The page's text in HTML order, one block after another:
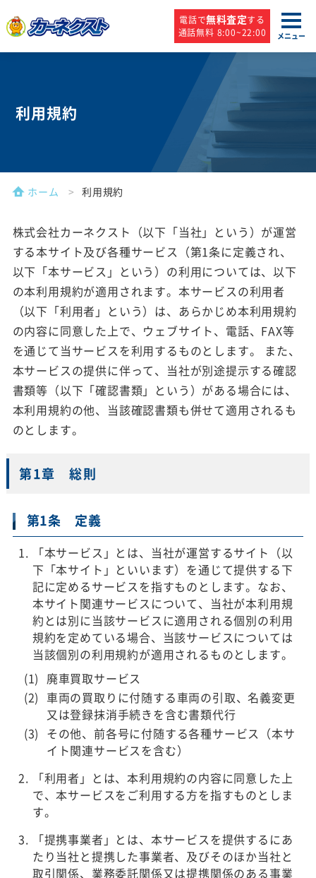
電話で無料査定する
通話無料 8:00~22:00
メニュー
利用規約
ホーム 利用規約
株式会社カーネクスト（以下「当社」という）が運営
する本サイト及び各種サービス（第1条に定義され、
以下「本サービス」という）の利用については、以下
の本利用規約が適用されます。本サービスの利用者
（以下「利用者」という）は、あらかじめ本利用規約
の内容に同意した上で、ウェブサイト、電話、FAX等
を通じて当サービスを利用するものとします。 また、
本サービスの提供に伴って、当社が別途提示する確認
書類等（以下「確認書類」という）がある場合には、
本利用規約の他、当該確認書類も併せて適用されるも
のとします。
第1章 総則
第1条 定義
「本サービス」とは、当社が運営するサイト（以
下「本サイト」といいます）を通じて提供する下
記に定めるサービスを指すものとします。なお、
本サイト関連サービスについて、当社が本利用規
約とは別に当該サービスに適用される個別の利用
規約を定めている場合、当該サービスについては
当該個別の利用規約が適用されるものとします。
廃車買取サービス
車両の買取りに付随する車両の引取、名義変更
又は登録抹消手続きを含む書類代行
その他、前各号に付随する各種サービス（本サ
イト関連サービスを含む）
「利用者」とは、本利用規約の内容に同意した上
で、本サービスをご利用する方を指すものとしま
す。
「提携事業者」とは、本サービスを提供するにあ
たり当社と提携した事業者、及びそのほか当社と
取引関係、業務委託関係又は提携関係のある事業